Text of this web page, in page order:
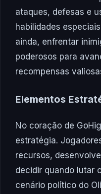
ataques, defesas e
habilidades
ainda, enfrentar
poderosos para
recompensas
Elementos
No coração de
estratégia.
recursos,
decidir quando lutar
cenário político do